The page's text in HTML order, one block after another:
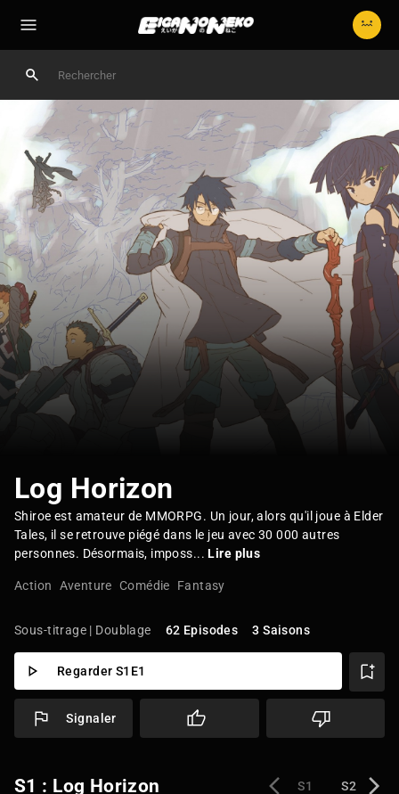
Log Horizon
Shiroe est amateur de MMORPG. Un jour, alors qu'il joue à Elder
Tales, il se retrouve piégé dans le jeu avec 30 000 autres
personnes. Désormais, imposs...Lire plus
Action Aventure Comédie Fantasy
Sous-titrage | Doublage 62 Episodes 3 Saisons
Regarder S1E1
Signaler
S1 : Log Horizon S1 S2